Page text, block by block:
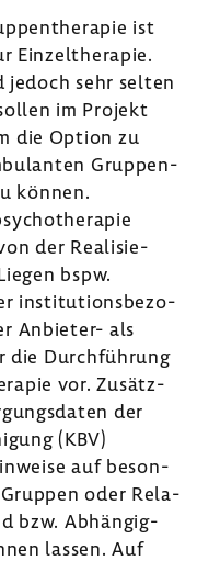
ist
Einzel­the­rapie.
jedoch sehr selten
im Projekt
die Option zu
Grup­pen­
können.
der Reali­sie­
bspw.
insti­tu­ti­ons­be­zo­
Anbieter-​ als
die Durch­füh­rung
vor. Zusätz­
der
(KBV)
auf beson­
oder Rela­
bzw. Abhän­gig­
lassen. Auf